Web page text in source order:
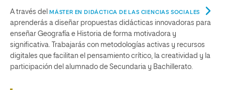
A través del MÁSTER EN DIDÁCTICA DE LAS CIENCIAS SOCIALES
aprenderás a diseñar propuestas didácticas innovadoras para
enseñar Geografía e Historia de forma motivadora y
significativa. Trabajarás con metodologías activas y recursos
digitales que facilitan el pensamiento crítico, la creatividad y la
participación del alumnado de Secundaria y Bachillerato.